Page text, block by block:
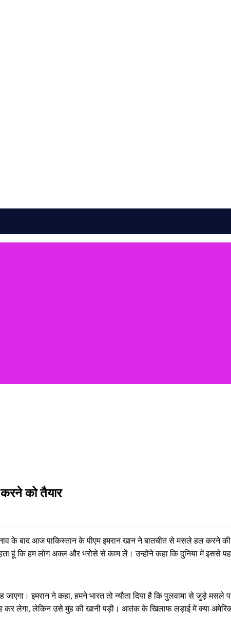
को तैयार
के बाद आज पाकिस्तान के पीएम इमरान खान ने बातचीत से मसले हल करने
हूं कि हम लोग अक्ल और भरोसे से काम लें। उन्होंने कहा कि दुनिया में इससे
इमरान ने कहा, हमने भारत तो न्यौता दिया है कि पुलवामा से जुड़े मसले
कर लेगा, लेकिन उसे मुंह की खानी पड़ी। आतंक के खिलाफ लड़ाई में क्या